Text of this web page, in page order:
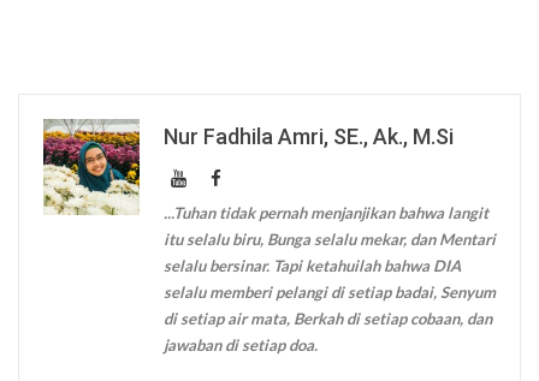
Nur Fadhila Amri, SE., Ak., M.Si
...Tuhan tidak pernah menjanjikan bahwa langit
itu selalu biru, Bunga selalu mekar, dan Mentari
selalu bersinar. Tapi ketahuilah bahwa DIA
selalu memberi pelangi di setiap badai, Senyum
di setiap air mata, Berkah di setiap cobaan, dan
jawaban di setiap doa.